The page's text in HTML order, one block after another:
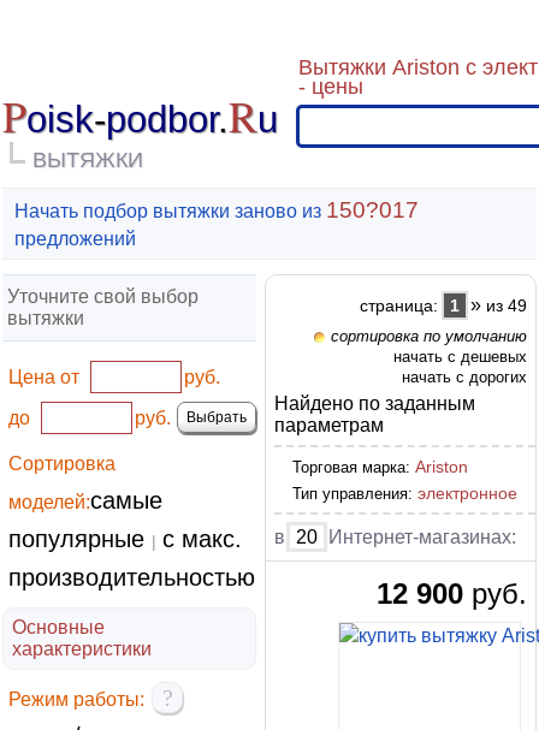
Poisk-podbor.Ru
ВЫТЯЖКИ
Вытяжки Ariston с
- цены
Начать подбор вытяжки заново из 150?017
предложений
Уточните свой выбор
вытяжки
Цена от
руб.
до
руб.
Сортировка
моделей:самые
популярные | с макс.
производительностью
Основные
характеристики
Режим работы:
?
страница: 1 » из 49
сортировка по умолчанию
начать с дешевых
начать с дорогих
Найдено по заданным
параметрам
Торговая марка: Ariston
Тип управления: электронное
в 20 Интернет-магазинах:
12 900 руб.